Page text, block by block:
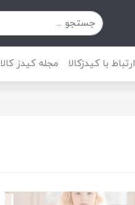
ارتباط با کیدزکالا مجله کیدز کالا